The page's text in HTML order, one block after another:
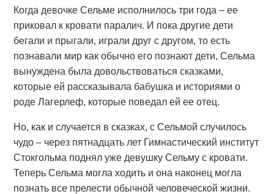
Когда девочке Сельме исполнилось три года – ее
приковал к кровати паралич. И пока другие дети
бегали и прыгали, играли друг с другом, то есть
познавали мир как обычно его познают дети, Сельма
вынуждена была довольствоваться сказками,
которые ей рассказывала бабушка и историями о
роде Лагерлеф, которые поведал ей ее отец.
Но, как и случается в сказках, с Сельмой случилось
чудо – через пятнадцать лет Гимнастический институт
Стокгольма поднял уже девушку Сельму с кровати.
Теперь Сельма могла ходить и она наконец могла
познать все прелести обычной человеческой жизни.